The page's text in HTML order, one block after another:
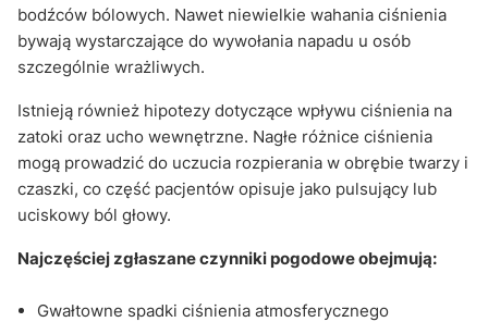
bodźców bólowych. Nawet niewielkie wahania ciśnienia
bywają wystarczające do wywołania napadu u osób
szczególnie wrażliwych.
Istnieją również hipotezy dotyczące wpływu ciśnienia na
zatoki oraz ucho wewnętrzne. Nagłe różnice ciśnienia
mogą prowadzić do uczucia rozpierania w obrębie twarzy i
czaszki, co część pacjentów opisuje jako pulsujący lub
uciskowy ból głowy.
Najczęściej zgłaszane czynniki pogodowe obejmują:
Gwałtowne spadki ciśnienia atmosferycznego